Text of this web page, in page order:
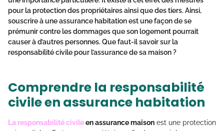
pour la protection des propriétaires ainsi que des tiers. Ainsi,
souscrire à une assurance habitation est une façon de se
prémunir contre lesdommagesque son logement pourrait
causer à d’autres personnes. Que faut-il savoir sur la
responsabilité civile pour l’assurance de sa maison ?
Comprendre la responsabilité
civile en assurance habitation
La responsabilité civileen assurance maison est une protection